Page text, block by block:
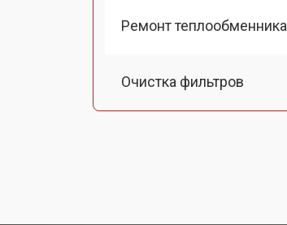
Ремонт теплообменника
Очистка фильтров